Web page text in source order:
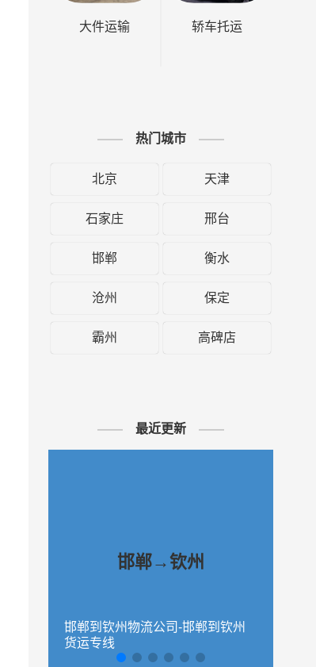
大件运输 轿车托运
热门城市
北京 天津
石家庄 邢台
邯郸 衡水
沧州 保定
霸州 高碑店
最近更新
邯郸→钦州
邯郸到钦州物流公司-邯郸到钦州
货运专线